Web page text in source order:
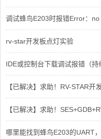
调试蜂鸟E203时报错Error：
rv-star开发板点灯实验
IDE或控制台下载调试报错（持
【已解决】求助！RV-STAR
【已解决】求助！
哪里能找到蜂鸟E203的UART